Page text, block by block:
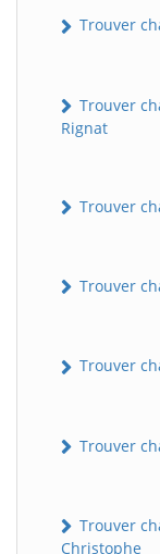
Trouver
Trouver
Rignat
Trouver
Trouver
Trouver
Trouver
Trouver
Christophe